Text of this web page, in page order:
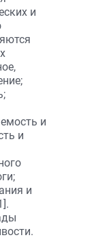
и
и
и
и